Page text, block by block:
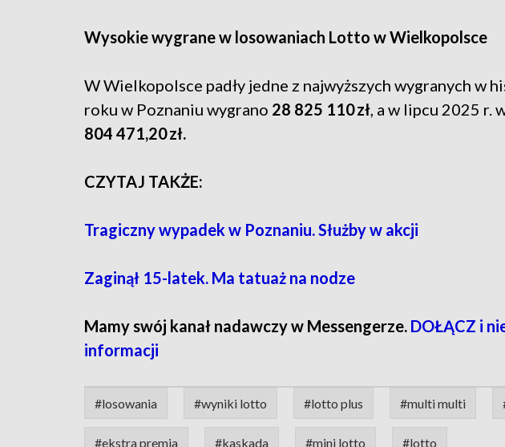
Wysokie wygrane w losowaniach Lotto w Wielkopolsce
W Wielkopolsce padły jedne z najwyższych wygranych w
roku w Poznaniu wygrano 28 825 110 zł, a w lipcu 2025 r.
804 471,20 zł.
CZYTAJ TAKŻE:
Tragiczny wypadek w Poznaniu. Służby w akcji
Zaginął 15-latek. Ma tatuaż na nodze
Mamy swój kanał nadawczy w Messengerze. DOŁĄCZ i
informacji
#losowania #wyniki lotto #lotto plus #multi multi
#ekstra premia #kaskada #mini lotto #lotto